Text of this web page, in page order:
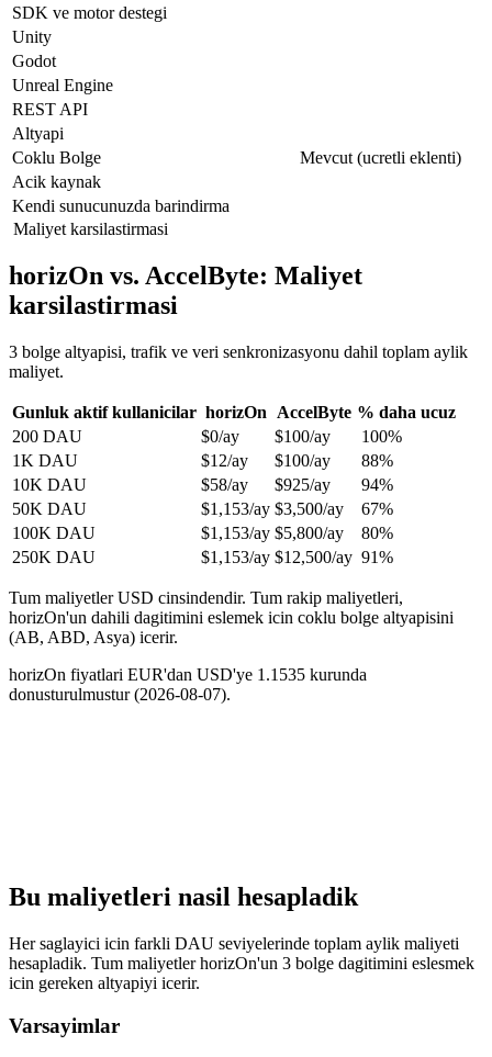
SDK ve motor destegi
Unity
Godot
Unreal Engine
REST API
Altyapi
Coklu Bolge
Mevcut (ucretli eklenti)
Acik kaynak
Kendi sunucunuzda barindirma
Maliyet karsilastirmasi
horizOn vs. AccelByte: Maliyet
karsilastirmasi
3 bolge altyapisi, trafik ve veri senkronizasyonu dahil toplam aylik
maliyet.
Gunluk aktif kullanicilar horizOn AccelByte % daha ucuz
200 DAU
$0/ay $100/ay
100%
1K DAU
$12/ay $100/ay
88%
10K DAU
$58/ay $925/ay
94%
50K DAU
$1,153/ay $3,500/ay
67%
100K DAU
$1,153/ay $5,800/ay
80%
250K DAU
$1,153/ay $12,500/ay 91%
Tum maliyetler USD cinsindendir. Tum rakip maliyetleri,
horizOn'un dahili dagitimini eslemek icin coklu bolge altyapisini
(AB, ABD, Asya) icerir.
horizOn fiyatlari EUR'dan USD'ye 1.1535 kurunda
donusturulmustur (2026-08-07).
Bu maliyetleri nasil hesapladik
Her saglayici icin farkli DAU seviyelerinde toplam aylik maliyeti
hesapladik. Tum maliyetler horizOn'un 3 bolge dagitimini eslesmek
icin gereken altyapiyi icerir.
Varsayimlar